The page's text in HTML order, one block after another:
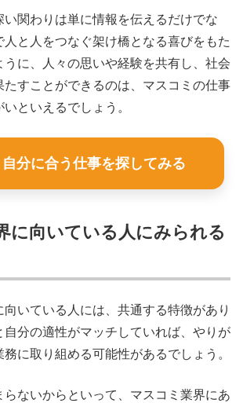
い関わりは単に情報を伝えるだけでな
人と人をつなぐ架け橋となる喜びをもた
うに、人々の思いや経験を共有し、社会
たすことができるのは、マスコミの仕事
といえるでしょう。
自分に合う仕事を探してみる
に向いている人にみられる
いている人には、共通する特徴があり
自分の適性がマッチしていれば、やりが
に取り組める可能性があるでしょう。
らないからといって、マスコミ業界にあ